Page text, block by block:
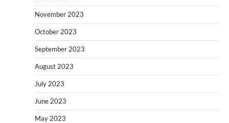
November 2023
October 2023
September 2023
August 2023
July 2023
June 2023
May 2023